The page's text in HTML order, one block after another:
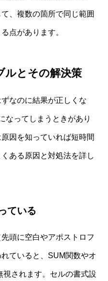
、複数の箇所で同じ範囲
点があります。
ルとその解決策
なのに結果が正しくな
なってしまうときがあり
因を知っていれば短時間
ある原因と対処法を詳し
ている
頭に空白やアポストロフ
ていると、SUM関数やオ
されます。セルの書式設